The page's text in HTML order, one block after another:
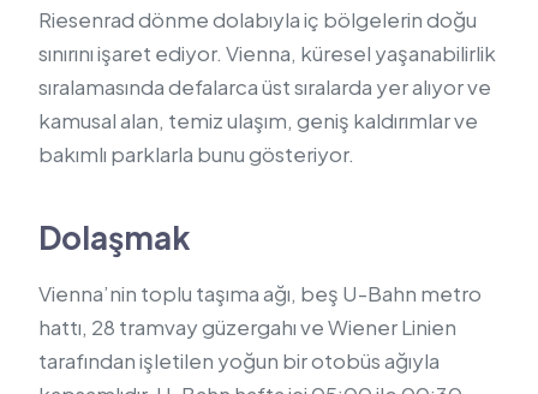
Riesenrad dönme dolabıyla iç bölgelerin doğu
sınırını işaret ediyor. Vienna, küresel yaşanabilirlik
sıralamasında defalarca üst sıralarda yer alıyor ve
kamusal alan, temiz ulaşım, geniş kaldırımlar ve
bakımlı parklarla bunu gösteriyor.
Dolaşmak
Vienna’nin toplu taşıma ağı, beş U-Bahn metro
hattı, 28 tramvay güzergahı ve Wiener Linien
tarafından işletilen yoğun bir otobüs ağıyla